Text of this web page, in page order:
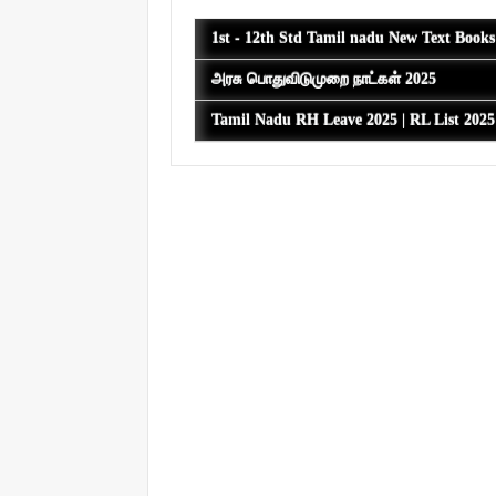
1st - 12th Std Tamil nadu New Text
அரசு பொதுவிடுமுறை நாட்கள் 2025
Tamil Nadu RH Leave 2025 | RL List